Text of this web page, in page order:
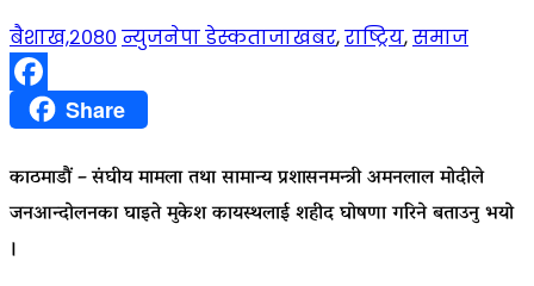
बैशाख,२०८० न्युजनेपा डेस्कताजाखबर,राष्ट्रिय,समाज
FacebookShare
काठमाडौं – संघीय मामला तथा सामान्य प्रशासनमन्त्री अमनलाल मोदीले
जनआन्दोलनका घाइते मुकेश कायस्थलाई शहीद घोषणा गरिने बताउनु भयो
।